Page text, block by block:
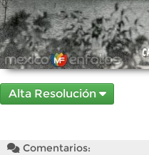
Alta Resolución
Comentarios: